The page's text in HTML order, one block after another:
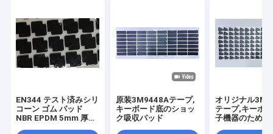
EN344 テスト済みシリ
コーン ゴム パッド
NBR EPDM 5mm 厚マ
原装3M9448Aテープ,
キーボード底のショッ
ク吸収パッド
オリジナル
テープ,キーボ
子機器のための